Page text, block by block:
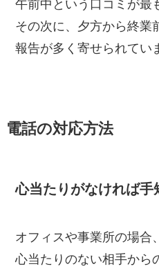
午前中という口コミが最
その次に、夕方から終業
報告が多く寄せられてい
電話の対応方法
心当たりがなければ手
オフィスや事業所の場合、
心当たりのない相手から